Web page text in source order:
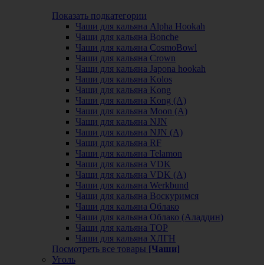
Показать подкатегории
Чаши для кальяна Alpha Hookah
Чаши для кальяна Bonche
Чаши для кальяна CosmoBowl
Чаши для кальяна Crown
Чаши для кальяна Japona hookah
Чаши для кальяна Kolos
Чаши для кальяна Kong
Чаши для кальяна Kong (A)
Чаши для кальяна Moon (А)
Чаши для кальяна NJN
Чаши для кальяна NJN (А)
Чаши для кальяна RF
Чаши для кальяна Telamon
Чаши для кальяна VDK
Чаши для кальяна VDK (А)
Чаши для кальяна Werkbund
Чаши для кальяна Воскуримся
Чаши для кальяна Облако
Чаши для кальяна Облако (Аладдин)
Чаши для кальяна ТОР
Чаши для кальяна ХЛГН
Посмотреть все товары [Чаши]
Уголь